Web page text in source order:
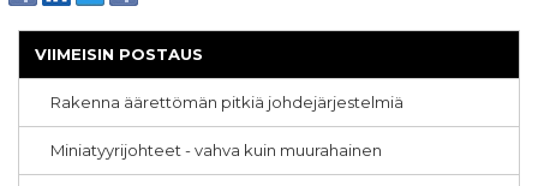
VIIMEISIN POSTAUS
Rakenna äärettömän pitkiä johdejärjestelmiä
Miniatyyrijohteet - vahva kuin muurahainen